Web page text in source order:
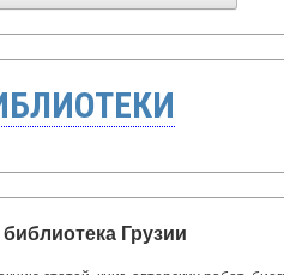
Грузии